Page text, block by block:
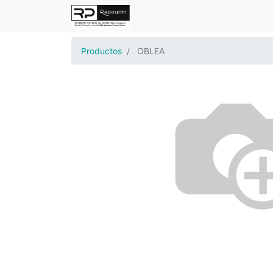
Productos OBLEA